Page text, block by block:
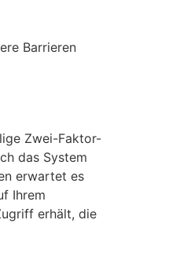
Barrieren
Zwei-Faktor-
das System
erwartet es
Ihrem
erhält, die